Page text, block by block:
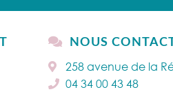
NOUS
258 avenue de la
04 34 00 43 48